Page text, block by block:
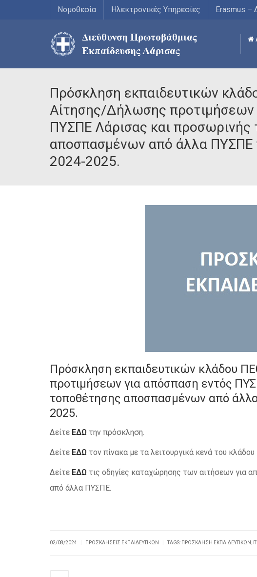
Νομοθεσία Ηλεκτρονικές Υπηρεσίες Erasmus –
Πρόσκληση εκπαιδευτικών
Αίτησης/Δήλωσης προτιμήσεων
ΠΥΣΠΕ Λάρισας και προσωρινής
αποσπασμένων από άλλα ΠΥΣΠΕ
2024-2025.
Πρόσκληση εκπαιδευτικών κλάδου
προτιμήσεων για απόσπαση εντός
τοποθέτησης αποσπασμένων από
2025.
Δείτε ΕΔΩ την πρόσκληση.
Δείτε ΕΔΩ τον πίνακα με τα λειτουργικά κενά του
Δείτε ΕΔΩ τις οδηγίες καταχώρησης των αιτήσεων για
από άλλα ΠΥΣΠΕ.
02/08/2024 ΠΡΟΣΚΛΗΣΕΙΣ ΕΚΠΑΙΔΕΥΤΙΚΏΝ TAGS: ΠΡΌΣΚΛΗΣΗ ΕΚΠΑΙΔΕΥΤΙΚΏΝ